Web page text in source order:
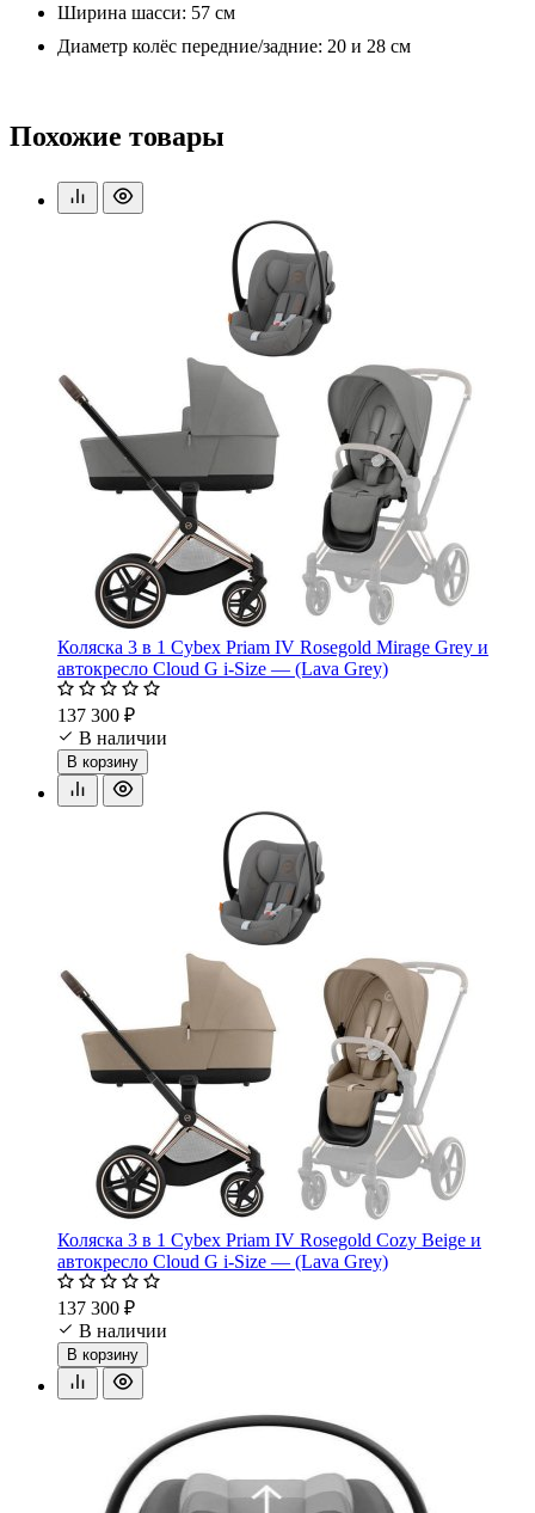
Ширина шасси: 57 см
Диаметр колёс передние/задние: 20 и 28 см
Похожие товары
Коляска 3 в 1 Cybex Priam IV Rosegold Mirage Grey и
автокресло Cloud G i-Size — (Lava Grey)
137 300 ₽
В наличии
В корзину
Коляска 3 в 1 Cybex Priam IV Rosegold Cozy Beige и
автокресло Cloud G i-Size — (Lava Grey)
137 300 ₽
В наличии
В корзину